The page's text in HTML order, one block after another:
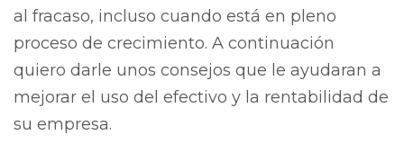
al fracaso, incluso cuando está en pleno
proceso de crecimiento. A continuación
quiero darle unos consejos que le ayudaran a
mejorar el uso del efectivo y la rentabilidad de
su empresa.